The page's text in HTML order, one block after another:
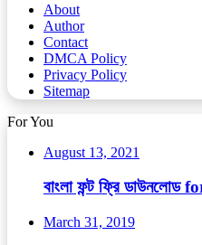
About
Author
Contact
DMCA Policy
Privacy Policy
Sitemap
For You
August 13, 2021
বাংলা ফন্ট ফ্রি
March 31, 2019